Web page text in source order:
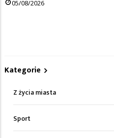
05/08/2026
Kategorie
Z życia miasta
Sport